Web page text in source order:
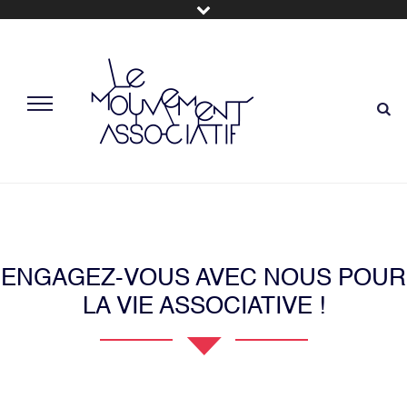
ENGAGEZ-VOUS AVEC NOUS POUR
LA VIE ASSOCIATIVE !